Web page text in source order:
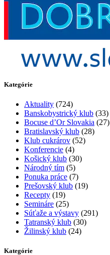
Kategórie
Aktuality (724)
Banskobystrický klub (33)
Bocuse d’Or Slovakia (27)
Bratislavský klub (28)
Klub cukrárov (52)
Konferencie (4)
Košický klub (30)
Národný tím (5)
Ponuka práce (7)
Prešovský klub (19)
Recepty (19)
Semináre (25)
Súťaže a výstavy (291)
Tatranský klub (30)
Žilinský klub (24)
Kategórie